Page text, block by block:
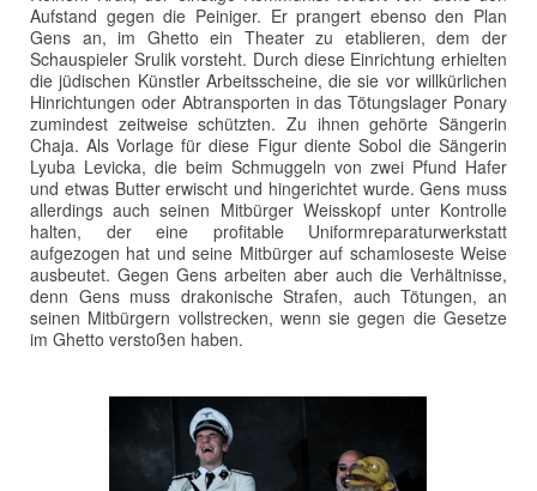
Aufstand gegen die Peiniger. Er prangert ebenso den Plan
Gens an, im Ghetto ein Theater zu etablieren, dem der
Schauspieler Srulik vorsteht. Durch diese Einrichtung erhielten
die jüdischen Künstler Arbeitsscheine, die sie vor willkürlichen
Hinrichtungen oder Abtransporten in das Tötungslager Ponary
zumindest zeitweise schützten. Zu ihnen gehörte Sängerin
Chaja. Als Vorlage für diese Figur diente Sobol die Sängerin
Lyuba Levicka, die beim Schmuggeln von zwei Pfund Hafer
und etwas Butter erwischt und hingerichtet wurde. Gens muss
allerdings auch seinen Mitbürger Weisskopf unter Kontrolle
halten, der eine profitable Uniformreparaturwerkstatt
aufgezogen hat und seine Mitbürger auf schamloseste Weise
ausbeutet. Gegen Gens arbeiten aber auch die Verhältnisse,
denn Gens muss drakonische Strafen, auch Tötungen, an
seinen Mitbürgern vollstrecken, wenn sie gegen die Gesetze
im Ghetto verstoßen haben.